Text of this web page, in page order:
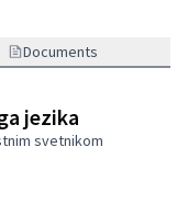
Documents
jezika
svetnikom